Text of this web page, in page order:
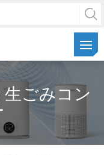
ごみコン